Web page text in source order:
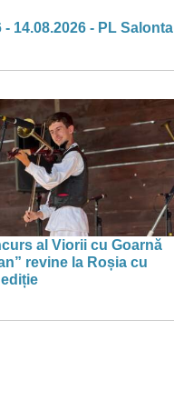
- 14.08.2026 - PL Salonta
al Viorii cu Goarnă
revine la Roșia cu